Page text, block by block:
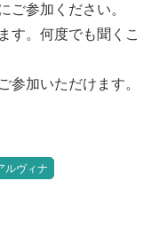
ご参加ください。
す。何度でも聞くこ
加いただけます。
ルヴィナ